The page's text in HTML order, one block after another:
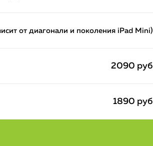
от диагонали и поколения iPad Mini)
2090 руб
1890 руб